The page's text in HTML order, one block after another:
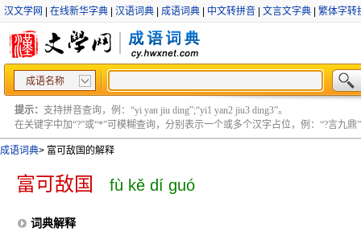
汉文学网 在线新华字典 汉语词典 成语词典 中文转拼音 文言文字典 繁体字转
成语名称
提示： 支持拼音查询，例：“yi yan jiu ding”;“yi1 yan2 jiu3 ding3”。
在关键字中加“?”或“*”可模糊查询，分别表示一个或多个汉字占位，例：“?言九鼎”
成语词典> 富可敌国的解释
富可敌国 fù kě dí guó
词典解释